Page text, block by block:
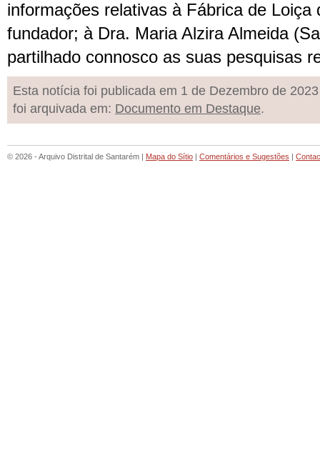
informações relativas à Fábrica de Loiça
fundador; à Dra. Maria Alzira Almeida
partilhado connosco as suas pesquisas
Esta notícia foi publicada em 1 de Dezembro de
foi arquivada em: Documento em Destaque.
© 2026 - Arquivo Distrital de Santarém | Mapa do Sítio | Comentários e Sugestões |